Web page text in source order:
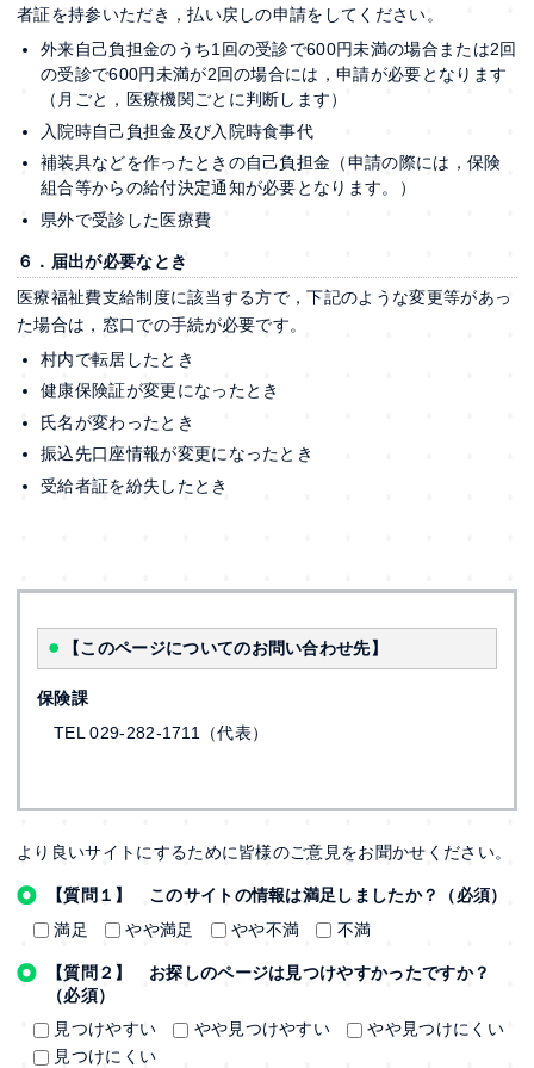
者証を持参いただき，払い戻しの申請をしてください。
外来自己負担金のうち1回の受診で600円未満の場合または2回
の受診で600円未満が2回の場合には，申請が必要となります
（月ごと，医療機関ごとに判断します）
入院時自己負担金及び入院時食事代
補装具などを作ったときの自己負担金（申請の際には，保険
組合等からの給付決定通知が必要となります。）
県外で受診した医療費
６．届出が必要なとき
医療福祉費支給制度に該当する方で，下記のような変更等があっ
た場合は，窓口での手続が必要です。
村内で転居したとき
健康保険証が変更になったとき
氏名が変わったとき
振込先口座情報が変更になったとき
受給者証を紛失したとき
【このページについてのお問い合わせ先】
保険課
TEL 029-282-1711（代表）
より良いサイトにするために皆様のご意見をお聞かせください。
【質問１】 このサイトの情報は満足しましたか？（必須）
満足
やや満足 やや不満 不満
【質問２】 お探しのページは見つけやすかったですか？
（必須）
見つけやすい
やや見つけやすい
やや見つけにくい
見つけにくい